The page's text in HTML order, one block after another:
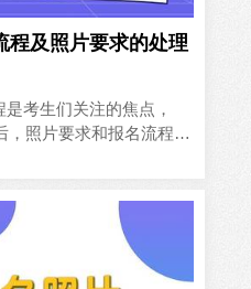
程及照片要求的处理
考生们关注的焦点，
，照片要求和报名流程都